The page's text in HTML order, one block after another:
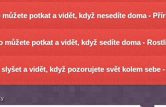
můžete potkat a vidět, když nesedíte doma -
můžete potkat a vidět, když sedíte doma -
a vidět, když pozorujete svět kolem sebe